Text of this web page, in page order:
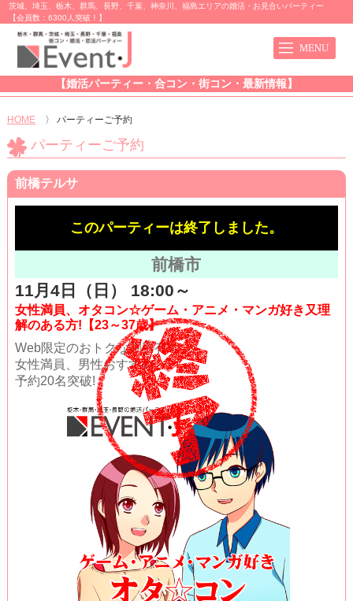
茨城、埼玉、栃木、群馬、長野、千葉、神奈川、福島エリアの婚活・お見合いパーティー
【会員数：6300人突破！】
【婚活パーティー・合コン・街コン・最新情報】
HOME 〉 パーティーご予約
パーティーご予約
前橋テルサ
このパーティーは終了しました。
前橋市
11月4日（日） 18:00～
女性満員、オタコン☆ゲーム・アニメ・マンガ好き又理
解のある方!【23～37歳】
Web限定のおトクな割引有!!
女性満員、男性おすすめ
予約20名突破!